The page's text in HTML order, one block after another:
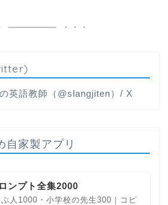
英語教師（@slangjiten）/ X
自家製アプリ
ンプト全集2000
人1000・小学校の先生300｜コピ